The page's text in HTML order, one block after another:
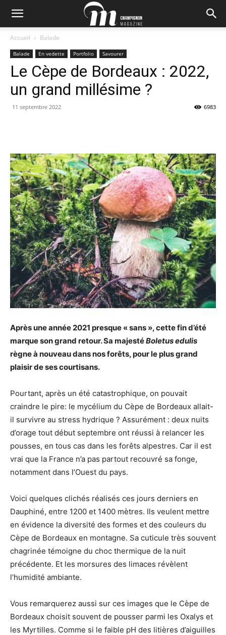
Accueil Balade
Balade En vedette Portfolio Savourer
Le Cèpe de Bordeaux : 2022,
un grand millésime ?
11 septembre 2022 6983
Après une année 2021 presque « sans », cette fin d’été
marque son grand retour. Sa majestéBoletus edulis
règne à nouveau dans nos forêts, pour le plus grand
plaisir de ses courtisans.
Pourtant, après un été catastrophique, on pouvait
craindre le pire: le mycélium du Cèpe de Bordeaux allait-
il survivre au stress hydrique ? Assurément : deux nuits
d’orage tout début septembre ont réussi à relancer les
pousses, en tous cas dans les forêts alpestres. Car il est
vrai que la France n’a pas partout recouvré sa fonge,
notamment dans l’Ouest du pays.
Voici quelques clichés réalisés ces jours derniers en
Dauphiné, entre 1200 et 1400 mètres. Ils veulent mettre
en évidence la diversité des formes et des couleurs du
Cèpe de Bordeaux en montagne. Sa cuticule très souvent
chagrinée témoigne du choc thermique de la nuit
précédente. Et les morsures des limaces révèlent
l’humidité ambiante.
Vous remarquerez aussi sur ces images que le Cèpe de
Bordeaux choisit souvent de pousser parmi les Oxalys et
les Myrtilles. Comme si le faible pH des litières d’aiguilles